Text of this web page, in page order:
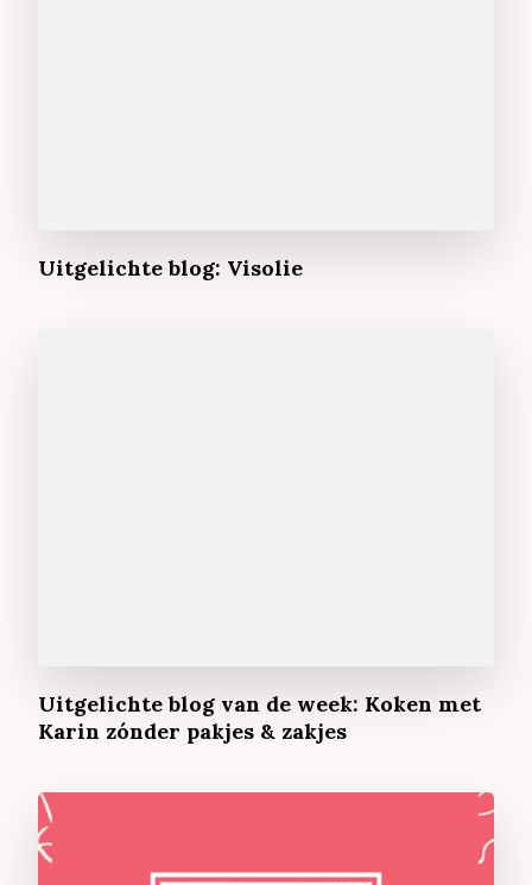
Uitgelichte blog: Visolie
Uitgelichte blog van de week: Koken met
Karin zónder pakjes & zakjes